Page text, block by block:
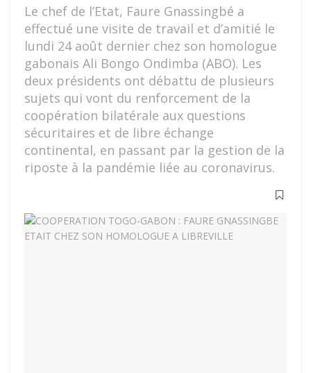
Le chef de l’Etat, Faure Gnassingbé a
effectué une visite de travail et d’amitié le
lundi 24 août dernier chez son homologue
gabonais Ali Bongo Ondimba (ABO). Les
deux présidents ont débattu de plusieurs
sujets qui vont du renforcement de la
coopération bilatérale aux questions
sécuritaires et de libre échange
continental, en passant par la gestion de la
riposte à la pandémie liée au coronavirus.